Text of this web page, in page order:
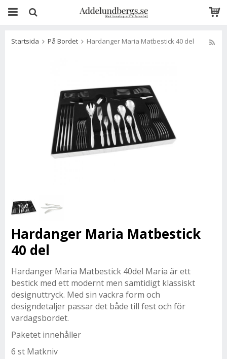
Startsida På Bordet Hardanger Maria Matbestick 40 del
Hardanger Maria Matbestick
40 del
Hardanger Maria Matbestick 40del Maria är ett
bestick med ett modernt men samtidigt klassiskt
designuttryck. Med sin vackra form och
designdetaljer passar det både till fest och för
vardagsbordet.
Paketet innehåller
6 st Matkniv